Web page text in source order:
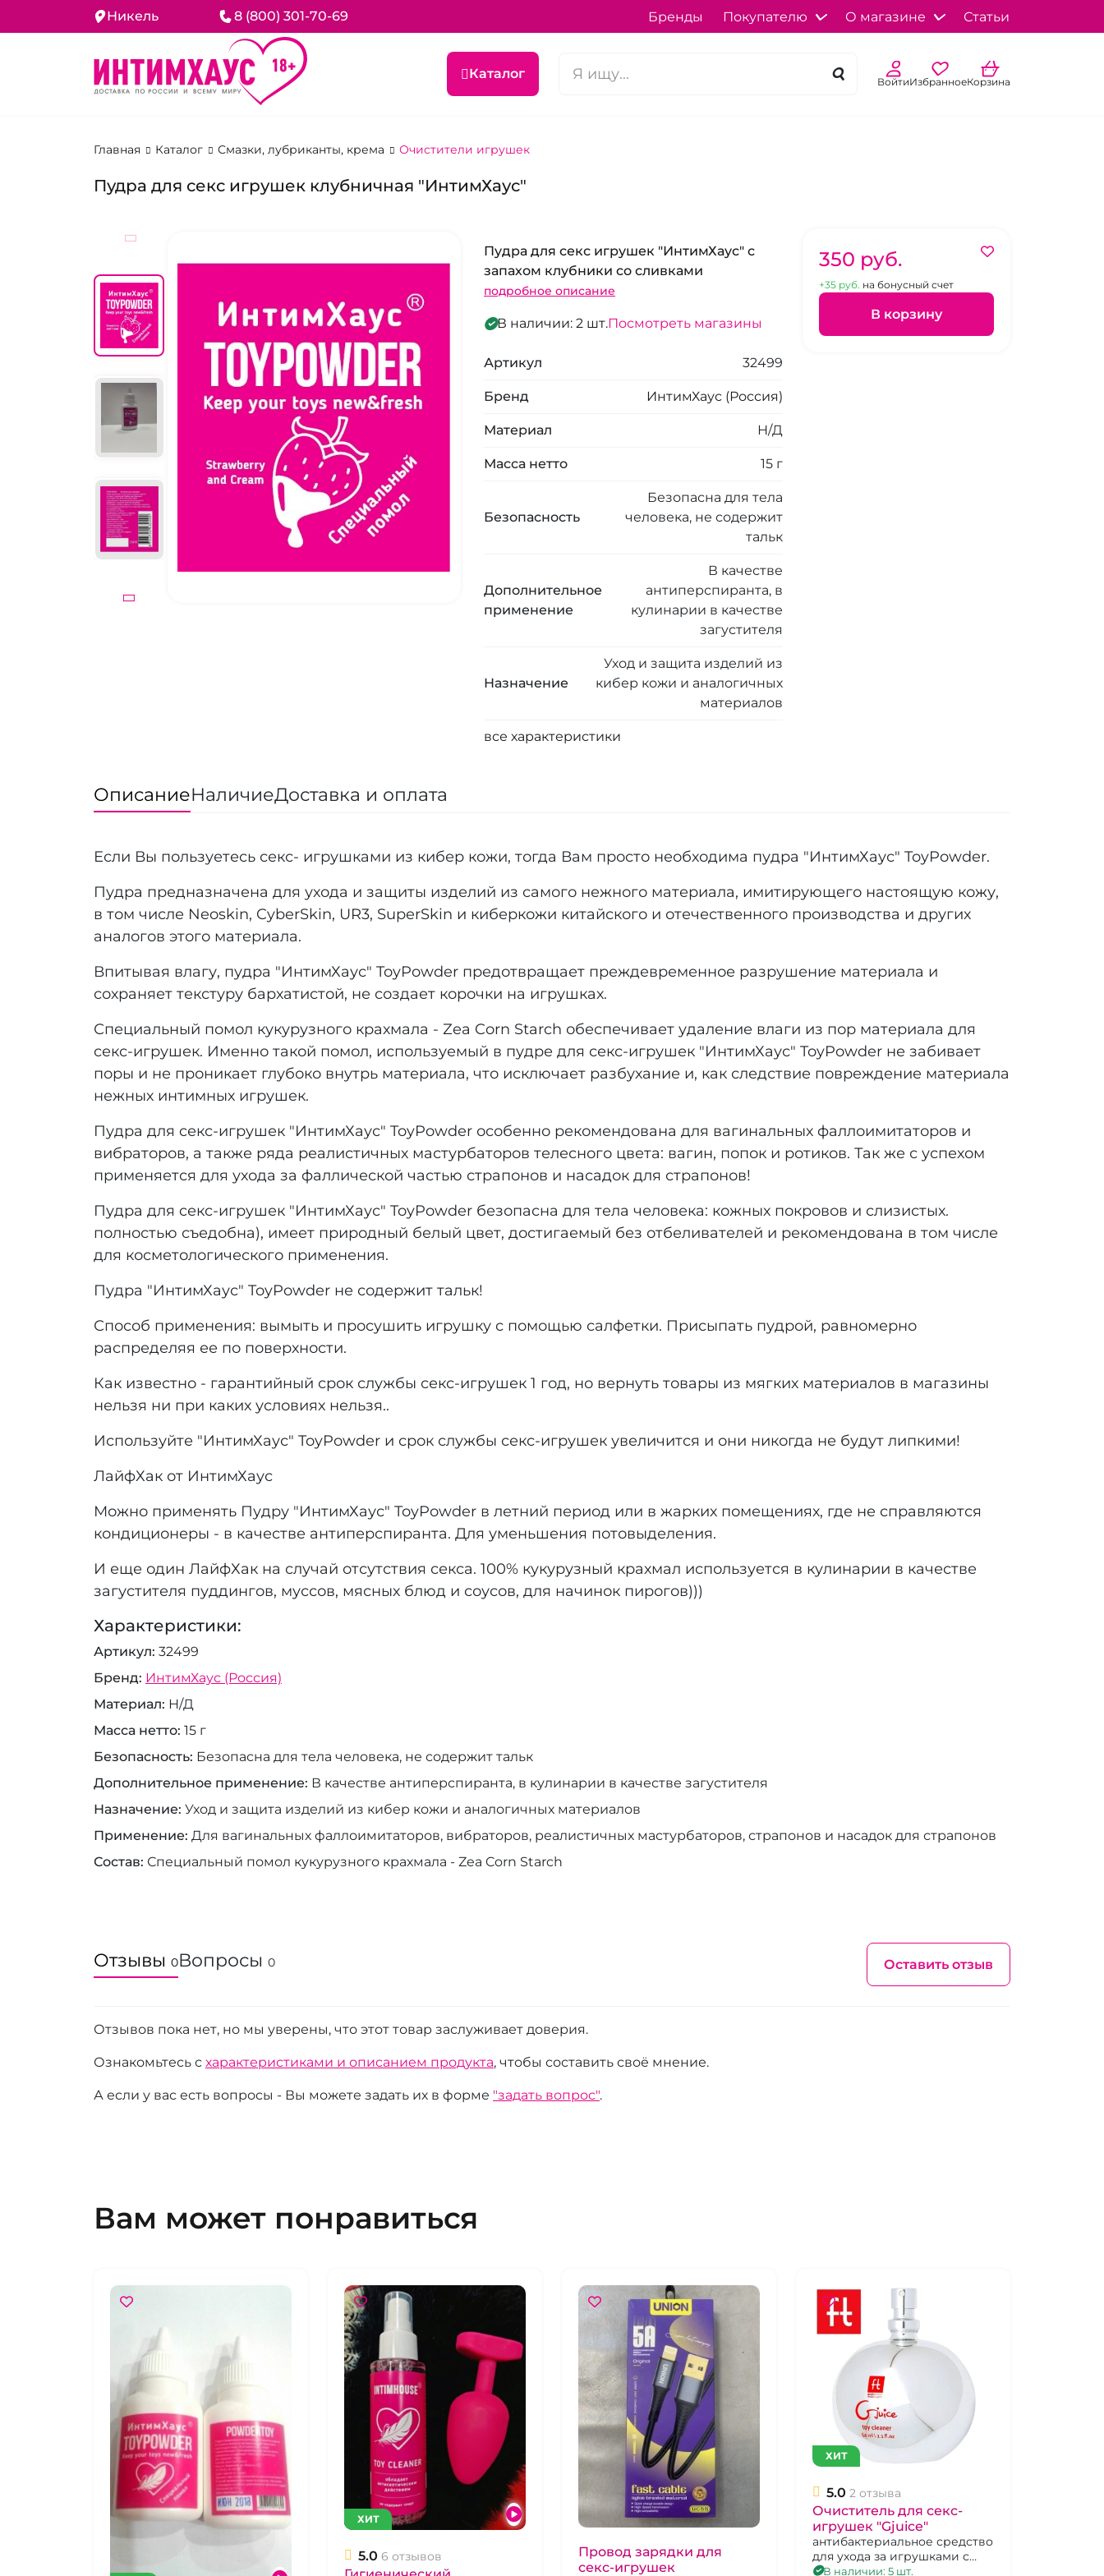
Никель 8 (800) 301-70-69 Бренды Покупателю О магазине Статьи
Каталог ВойтиИзбранноеКорзина
Главная Каталог Смазки, лубриканты, крема Очистители игрушек
Пудра для секс игрушек клубничная "ИнтимХаус"
Пудра для секс игрушек "ИнтимХаус" с
запахом клубники со сливками
подробное описание
В наличии: 2 шт.Посмотреть магазины
Артикул 32499
Бренд ИнтимХаус (Россия)
Материал Н/Д
Масса нетто 15 г
Безопасность
Безопасна для тела
человека, не содержит
тальк
Дополнительное
применение
В качестве
антиперспиранта, в
кулинарии в качестве
загустителя
Назначение
Уход и защита изделий из
кибер кожи и аналогичных
материалов
все характеристики
350 pуб.
+35 pуб. на бонусный счет
В корзину
ОписаниеНаличиеДоставка и оплата
Если Вы пользуетесь секс- игрушками из кибер кожи, тогда Вам просто необходима пудра "ИнтимХаус" ToyPowder.
Пудра предназначена для ухода и защиты изделий из самого нежного материала, имитирующего настоящую кожу,
в том числе Neoskin, CyberSkin, UR3, SuperSkin и киберкожи китайского и отечественного производства и других
аналогов этого материала.
Впитывая влагу, пудра "ИнтимХаус" ToyPowder предотвращает преждевременное разрушение материала и
сохраняет текстуру бархатистой, не создает корочки на игрушках.
Специальный помол кукурузного крахмала - Zea Corn Starch обеспечивает удаление влаги из пор материала для
секс-игрушек. Именно такой помол, используемый в пудре для секс-игрушек "ИнтимХаус" ToyPowder не забивает
поры и не проникает глубоко внутрь материала, что исключает разбухание и, как следствие повреждение материала
нежных интимных игрушек.
Пудра для cекс-игрушек "ИнтимХаус" ToyPowder особенно рекомендована для вагинальных фаллоимитаторов и
вибраторов, а также ряда реалистичных мастурбаторов телесного цвета: вагин, попок и ротиков. Так же с успехом
применяется для ухода за фаллической частью страпонов и насадок для страпонов!
Пудра для cекс-игрушек "ИнтимХаус" ToyPowder безопасна для тела человека: кожных покровов и слизистых.
полностью съедобна), имеет природный белый цвет, достигаемый без отбеливателей и рекомендована в том числе
для косметологического применения.
Пудра "ИнтимХаус" ToyPowder не содержит тальк!
Способ применения: вымыть и просушить игрушку с помощью салфетки. Присыпать пудрой, равномерно
распределяя ее по поверхности.
Как известно - гарантийный срок службы секс-игрушек 1 год, но вернуть товары из мягких материалов в магазины
нельзя ни при каких условиях нельзя..
Используйте "ИнтимХаус" ToyPowder и срок службы секс-игрушек увеличится и они никогда не будут липкими!
ЛайфХак от ИнтимХаус
Можно применять Пудру "ИнтимХаус" ToyPowder в летний период или в жарких помещениях, где не справляются
кондиционеры - в качестве антиперспиранта. Для уменьшения потовыделения.
И еще один ЛайфХак на случай отсутствия секса. 100% кукурузный крахмал используется в кулинарии в качестве
загустителя пуддингов, муссов, мясных блюд и соусов, для начинок пирогов)))
Характеристики:
Артикул 32499
Бренд ИнтимХаус (Россия)
Материал Н/Д
Масса нетто 15 г
Безопасность Безопасна для тела человека, не содержит тальк
Дополнительное применение В качестве антиперспиранта, в кулинарии в качестве загустителя
Назначение Уход и защита изделий из кибер кожи и аналогичных материалов
Применение Для вагинальных фаллоимитаторов, вибраторов, реалистичных мастурбаторов, страпонов и насадок для страпонов
Состав Специальный помол кукурузного крахмала - Zea Corn Starch
Отзывы 0Вопросы 0 Оставить отзыв
Отзывов пока нет, но мы уверены, что этот товар заслуживает доверия.
Ознакомьтесь с характеристиками и описанием продукта, чтобы составить своё мнение.
А если у вас есть вопросы - Вы можете задать их в форме "задать вопрос".
Вам может понравиться
ХИТ
5.0 6 отзывов
Провод зарядки для
секс-игрушек
ХИТ
5.0 2 отзыва
Очиститель для секс-
игрушек "Gjuice"
антибактериальное средство
для ухода за игрушками с
легким яблочным ароматом,
В наличии: 5 шт.